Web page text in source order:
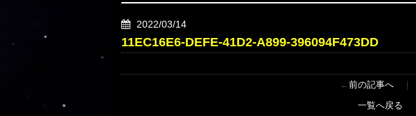
2022/03/14
11EC16E6-DEFE-41D2-A899-396094F473DD
← 前の記事へ｜
一覧へ戻る